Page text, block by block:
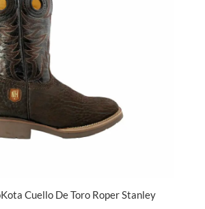
Cuello De Toro Roper Stanley